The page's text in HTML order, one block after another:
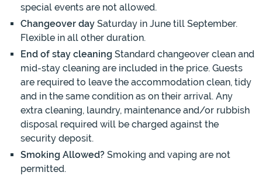
special events are not allowed.
Changeover day Saturday in June till September.
Flexible in all other duration.
End of stay cleaning Standard changeover clean and
mid-stay cleaning are included in the price. Guests
are required to leave the accommodation clean, tidy
and in the same condition as on their arrival. Any
extra cleaning, laundry, maintenance and/or rubbish
disposal required will be charged against the
security deposit.
Smoking Allowed? Smoking and vaping are not
permitted.